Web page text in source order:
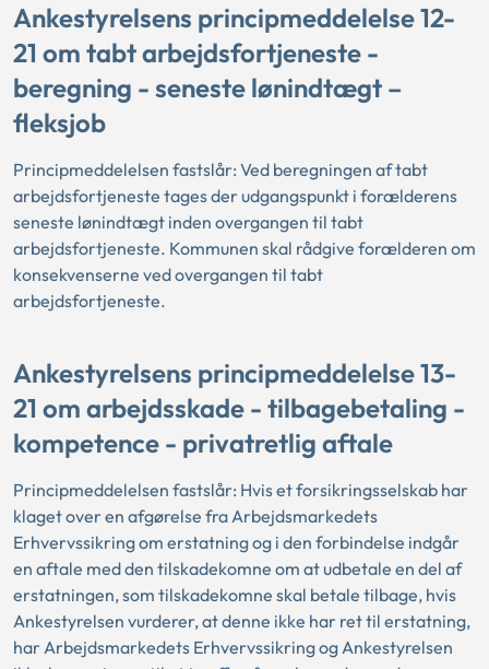
Ankestyrelsens principmeddelelse 12-
21 om tabt arbejdsfortjeneste -
beregning - seneste lønindtægt –
fleksjob
Principmeddelelsen fastslår: Ved beregningen af tabt
arbejdsfortjeneste tages der udgangspunkt i forælderens
seneste lønindtægt inden overgangen til tabt
arbejdsfortjeneste. Kommunen skal rådgive forælderen om
konsekvenserne ved overgangen til tabt
arbejdsfortjeneste.
Ankestyrelsens principmeddelelse 13-
21 om arbejdsskade - tilbagebetaling -
kompetence - privatretlig aftale
Principmeddelelsen fastslår: Hvis et forsikringsselskab har
klaget over en afgørelse fra Arbejdsmarkedets
Erhvervssikring om erstatning og i den forbindelse indgår
en aftale med den tilskadekomne om at udbetale en del af
erstatningen, som tilskadekomne skal betale tilbage, hvis
Ankestyrelsen vurderer, at denne ikke har ret til erstatning,
har Arbejdsmarkedets Erhvervssikring og Ankestyrelsen